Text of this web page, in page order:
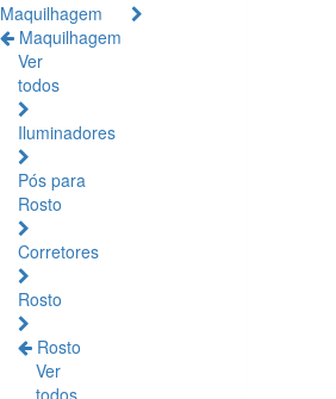
Maquilhagem
Maquilhagem
Ver
todos
Iluminadores
Pós para
Rosto
Corretores
Rosto
Rosto
Ver
todos